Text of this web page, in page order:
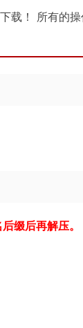
载！ 所有的
缀后再解压。